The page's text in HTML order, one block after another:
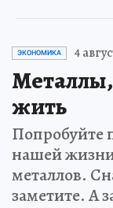
ЭКОНОМИКА 4
жить
Попробуйте
нашей жизни
металлов.
заметите. А